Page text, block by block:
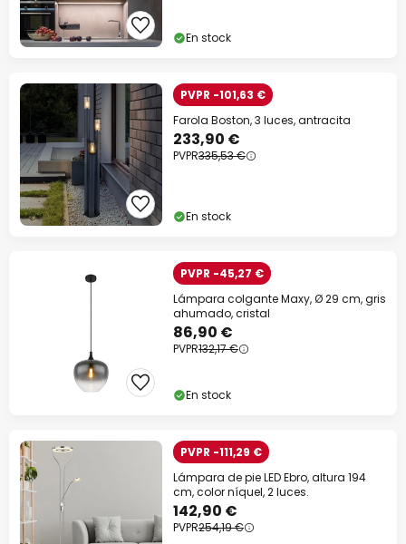
En stock
PVPR -101,63 €
Farola Boston, 3 luces, antracita
233,90 €
PVPR335,53 €
En stock
PVPR -45,27 €
Lámpara colgante Maxy, Ø 29 cm, gris
ahumado, cristal
86,90 €
PVPR132,17 €
En stock
PVPR -111,29 €
Lámpara de pie LED Ebro, altura 194
cm, color níquel, 2 luces.
142,90 €
PVPR254,19 €